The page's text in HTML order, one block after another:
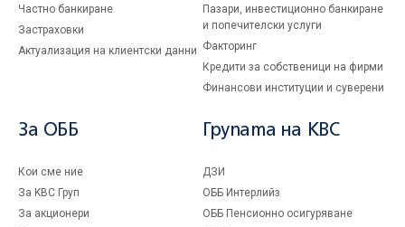
Частно банкиране
Застраховки
Актуализация на клиентски данни
Пазари, инвестиционно банкиране
и попечителски услуги
Факторинг
Кредити за собственици на фирми
Финансови институции и суверени
За ОББ
Кои сме ние
За KBC Груп
За акционери
Групата на KBC
ДЗИ
ОББ Интерлийз
ОББ Пенсионно осигуряване